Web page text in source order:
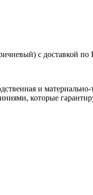
с доставкой
и материально-
которые